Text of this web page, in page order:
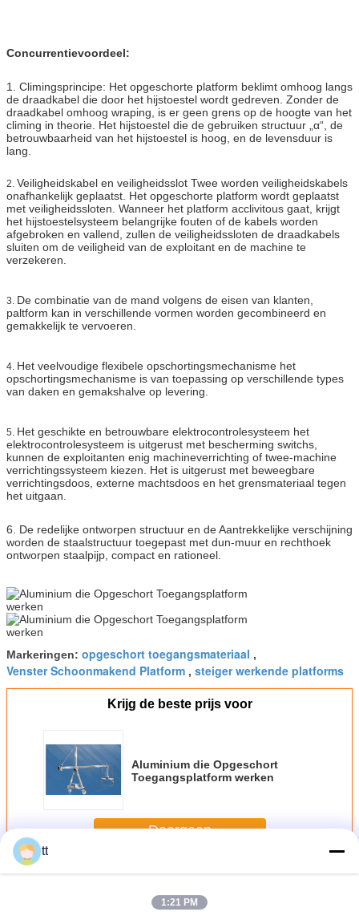
Concurrentievoordeel:
1. Climingsprincipe: Het opgeschorte platform beklimt omhoog langs
de draadkabel die door het hijstoestel wordt gedreven. Zonder de
draadkabel omhoog wraping, is er geen grens op de hoogte van het
climing in theorie. Het hijstoestel die de gebruiken structuur „α“, de
betrouwbaarheid van het hijstoestel is hoog, en de levensduur is
lang.
2. Veiligheidskabel en veiligheidsslot Twee worden veiligheidskabels
onafhankelijk geplaatst. Het opgeschorte platform wordt geplaatst
met veiligheidssloten. Wanneer het platform acclivitous gaat, krijgt
het hijstoestelsysteem belangrijke fouten of de kabels worden
afgebroken en vallend, zullen de veiligheidssloten de draadkabels
sluiten om de veiligheid van de exploitant en de machine te
verzekeren.
3. De combinatie van de mand volgens de eisen van klanten,
paltform kan in verschillende vormen worden gecombineerd en
gemakkelijk te vervoeren.
4. Het veelvoudige flexibele opschortingsmechanisme het
opschortingsmechanisme is van toepassing op verschillende types
van daken en gemakshalve op levering.
5. Het geschikte en betrouwbare elektrocontrolesysteem het
elektrocontrolesysteem is uitgerust met bescherming switchs,
kunnen de exploitanten enig machineverrichting of twee-machine
verrichtingssysteem kiezen. Het is uitgerust met beweegbare
verrichtingsdoos, externe machtsdoos en het grensmateriaal tegen
het uitgaan.
6. De redelijke ontworpen structuur en de Aantrekkelijke verschijning
worden de staalstructuur toegepast met dun-muur en rechthoek
ontworpen staalpijp, compact en rationeel.
Markeringen: opgeschort toegangsmateriaal ,
Venster Schoonmakend Platform , steiger werkende platforms
Krijg de beste prijs voor
Aluminium die Opgeschort
Toegangsplatform werken
Doorgaan
MeerGeschorste toegang Platform
tt
1:21 PM